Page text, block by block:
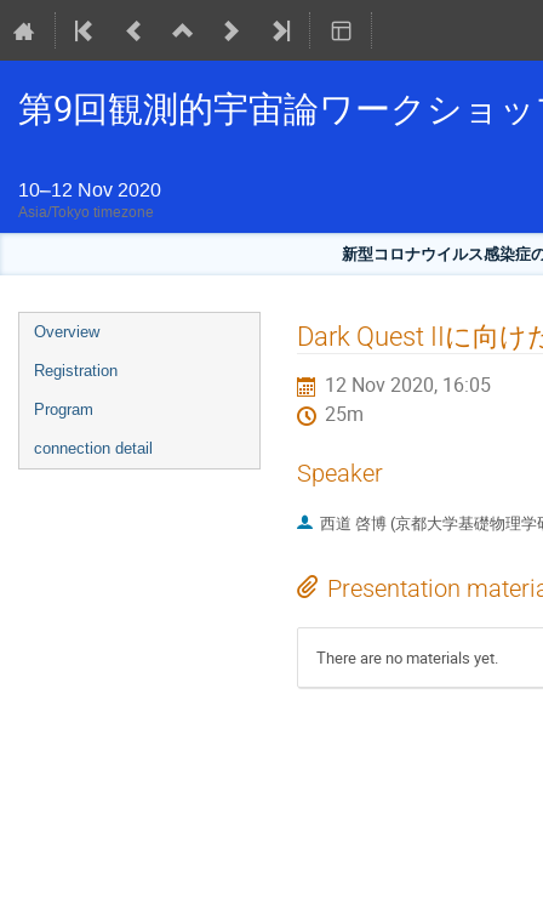
第9回観測的宇宙論ワークショ
10–12 Nov 2020
Asia/Tokyo timezone
新型コロナウイルス感染症
Event
menu
Overview
Registration
Program
connection detail
Dark Quest IIに向け
12 Nov 2020, 16:05
25m
Speaker
西道 啓博 (京都大学基礎物理学
Presentation
There are no materials yet.